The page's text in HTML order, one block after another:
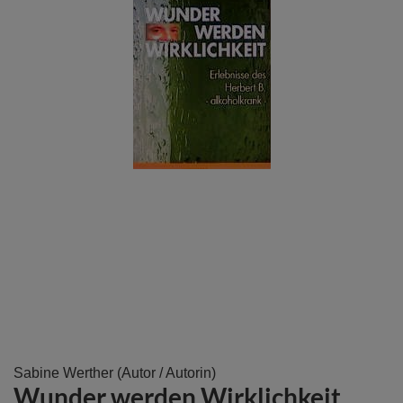
Sabine Werther (Autor / Autorin)
Wunder werden Wirklichkeit
Zum
Anfang